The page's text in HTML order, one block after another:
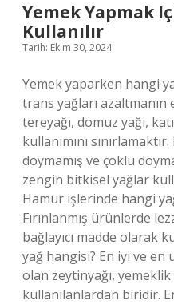
Yemek Yapmak
Kullanılır
Tarih: Ekim 30, 2024
Yemek yaparken hangi
trans yağları
tereyağı, domuz yağı,
kullanımını
doymamış ve çoklu
zengin bitkisel yağlar
Hamur işlerinde hangi
Fırınlanmış ürünlerde
bağlayıcı madde olarak
yağ hangisi? En iyi ve
olan zeytinyağı,
kullanılanlardan biridir.